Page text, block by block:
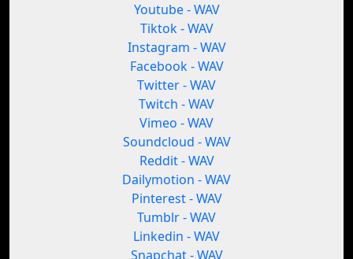
Youtube - WAV
Tiktok - WAV
Instagram - WAV
Facebook - WAV
Twitter - WAV
Twitch - WAV
Vimeo - WAV
Soundcloud - WAV
Reddit - WAV
Dailymotion - WAV
Pinterest - WAV
Tumblr - WAV
Linkedin - WAV
Snapchat - WAV